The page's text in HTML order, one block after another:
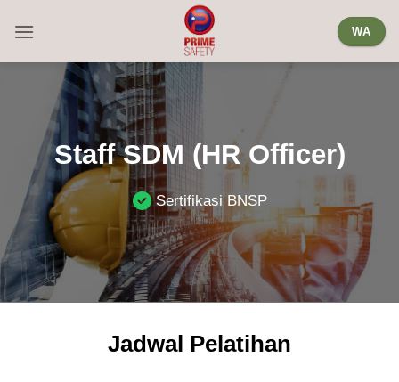
WA
Staff SDM (HR Officer)
Sertifikasi BNSP
Jadwal Pelatihan